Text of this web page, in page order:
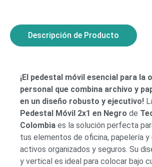
Descripción de Producto
¡El pedestal móvil esencial para la
personal que combina archivo y
en un diseño robusto y ejecutivo!
Pedestal Móvil 2x1 en Negro de
Colombia es la solución perfecta
tus elementos de oficina, papelería
activos organizados y seguros. Su
y vertical es ideal para colocar bajo